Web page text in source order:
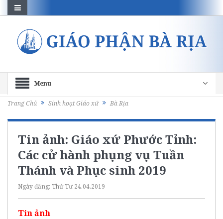
Menu
Trang Chủ Sinh hoạt Giáo xứ Bà Rịa
Tin ảnh: Giáo xứ Phước Tỉnh:
Các cử hành phụng vụ Tuần
Thánh và Phục sinh 2019
Ngày đăng: Thứ Tư 24.04.2019
Tin ảnh